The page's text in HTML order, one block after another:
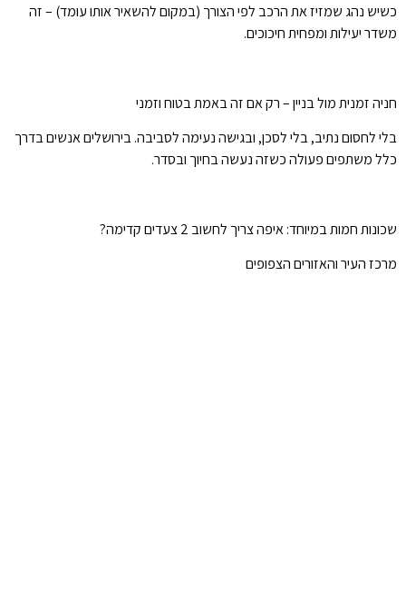
כשיש נהג שמזיז את הרכב לפי הצורך (במקום להשאיר אותו עומד) – זה
משדר יעילות ומפחית חיכוכים.
חניה זמנית מול בניין – רק אם זה באמת בטוח וזמני
בלי לחסום נתיב, בלי לסכן, ובגישה נעימה לסביבה. בירושלים אנשים בדרך
כלל משתפים פעולה כשזה נעשה בחיוך ובסדר.
שכונות חמות במיוחד: איפה צריך לחשוב 2 צעדים קדימה?
מרכז העיר והאזורים הצפופים